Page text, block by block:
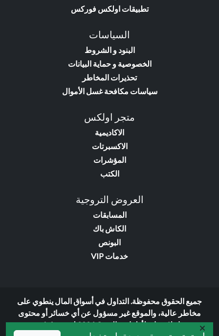
تطبيقات اولكس فوركس
السياسات
البنود و الشروط
الخصوصية و حماية البيانات
تحذيرات المخاطر
سياسات مكافحة غسل الأموال
متجر اولكس
الاكاديمية
الاكسبرتات
المؤشرات
الكتب
العروض التروجية
المسابقات
الكاش باك
البونص
خدمات VIP
جميع الحقوق محفوظة. التداول في أسواق المال ينطوي على
مخاطر عالية، والموقع غير مسؤول عن أي خسائر أو محتوى
إعلاني تابع لأطراف ثالثة. © 2026 لـ:
olxforex